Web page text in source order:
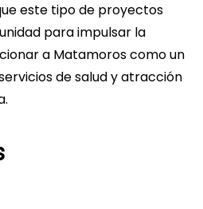
este tipo de proyectos
para impulsar la
a Matamoros como un
de salud y atracción